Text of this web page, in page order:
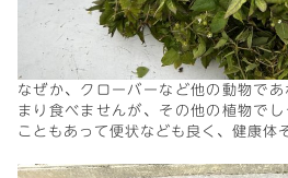
なぜか、クローバーなど他の動物で
まり食べませんが、その他の植物で
こともあって便状なども良く、健康体